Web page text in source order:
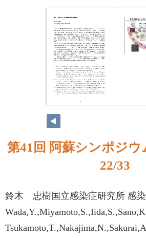
第41回 阿蘇シンポジウ
22/33
鈴木 忠樹国立感染症研究所 感染